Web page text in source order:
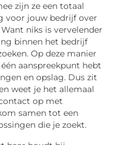
zijn ze een totaal
voor jouw bedrijf over
niks is vervelender
binnen het bedrijf
Op deze manier
aanspreekpunt hebt
en opslag. Dus zit
weet je het allemaal
op met
samen tot een
die je zoekt.